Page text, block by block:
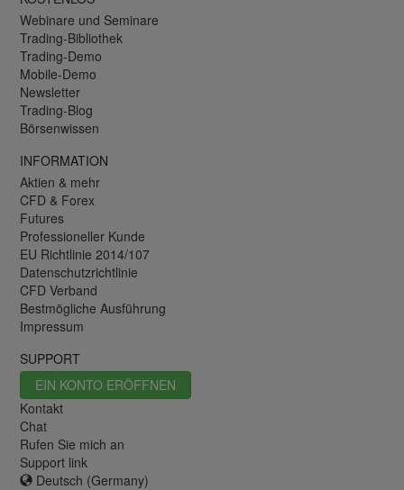
Webinare und Seminare
Trading-Bibliothek
Trading-Demo
Mobile-Demo
Newsletter
Trading-Blog
Börsenwissen
INFORMATION
Aktien & mehr
CFD & Forex
Futures
Professioneller Kunde
EU Richtlinie 2014/107
Datenschutzrichtlinie
CFD Verband
Bestmögliche Ausführung
Impressum
SUPPORT
EIN KONTO ERÖFFNEN
Kontakt
Chat
Rufen Sie mich an
Support link
Deutsch (Germany)